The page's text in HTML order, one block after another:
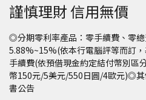
謹慎理財 信用無價
◎分期零利率產品：零手續費、零
5.88%~15%(依本行電腦評等而訂
手續費(依預借現金約定結付幣別區
幣150元/5美元/550日圓/4歐元)◎
書公告